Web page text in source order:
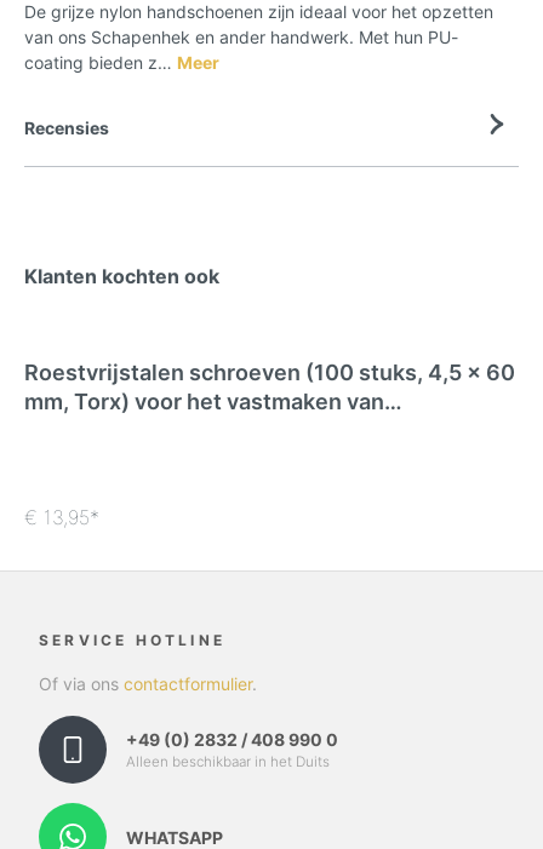
De grijze nylon handschoenen zijn ideaal voor het opzetten
van ons Schapenhek en ander handwerk. Met hun PU-
coating bieden z… Meer
Recensies
Klanten kochten ook
Roestvrijstalen schroeven (100 stuks, 4,5 x 60
mm, Torx) voor het vastmaken van
€ 13,95*
SERVICE HOTLINE
Of via ons contactformulier.
+49 (0) 2832 / 408 990 0
Alleen beschikbaar in het Duits
WHATSAPP